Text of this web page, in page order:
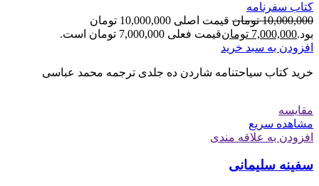
کتاب سفرنامه
10,000,000 تومان
قیمت اصلی 10,000,000 تومان
بود.7,000,000 تومانقیمت فعلی 7,000,000 تومان است.
افزودن به سبد خرید
خرید کتاب سیاحتنامه شاردن ده جلدی ترجمه محمد عباسی
مقایسه
مشاهده سریع
افزودن به علاقه مندی
سفینه سلیمانی